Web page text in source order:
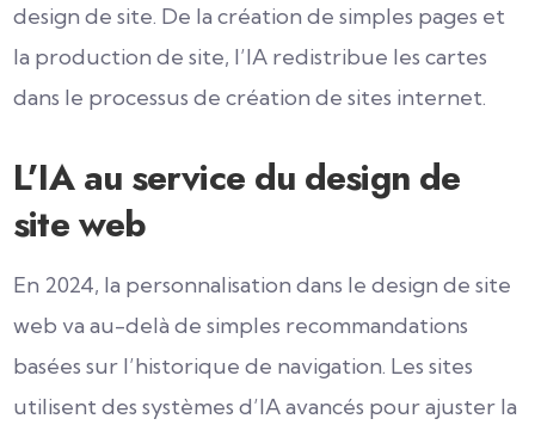
design de site. De la création de simples pages et
la production de site, l’IA redistribue les cartes
dans le processus de création de sites internet.
L’IA au service du design de
site web
En 2024, la personnalisation dans le design de site
web va au-delà de simples recommandations
basées sur l’historique de navigation. Les sites
utilisent des systèmes d’IA avancés pour ajuster la